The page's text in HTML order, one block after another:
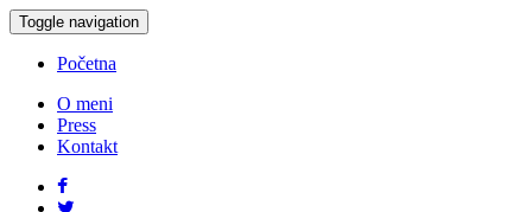
Toggle navigation
Početna
O meni
Press
Kontakt